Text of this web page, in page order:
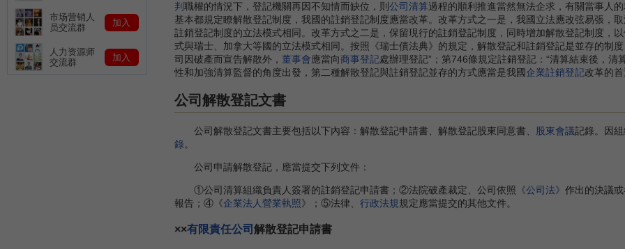
判職權的情況下，登記機關再因不知情而缺位，則 公司清算過程的順利推進當然無法企求，有關當事人
基本都規定瞭解散登記制度，我國的註銷登記制度應當改革。改革方式之一是，我國立法應改弦易張，
註銷登記制度的立法模式相同。改革方式之二是，保留現行的註銷登記制度，同時增加解散登記制度，
式與瑞士、加拿大等國的立法模式相同。按照《瑞士債法典》的規定，解散登記和註銷登記是並存的制
司因破產而宣告解散外， 董事會應當向商事登記處辦理登記”；第746條規定註銷登記：“清算結束後，清
性和加強清算監督的角度出發，第二種解散登記與註銷登記並存的方式應當是我國企業註銷登記改革的首
公司解散登記文書
公司解散登記文書主要包括以下內容：解散登記申請書、解散登記股東同意書、 股東會議記錄。因
錄。
公司申請解散登記，應當提交下列文件：
①公司清算組織負責人簽署的註銷登記申請書；②法院破產裁定、公司依照 《公司法》 作出的決議
報告；④《企業法人營業執照》；⑤法律、 行政法規規定應當提交的其他文件。
××有限責任公司 解散登記申請書
市场营销人
员交流群
加入
人力资源师
交流群
加入